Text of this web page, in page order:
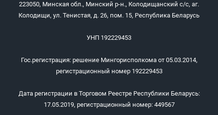
223050, Минская обл., Минский р-н., Колодищанский с/с, аг.
Колодищи, ул. Тенистая, д. 26, пом. 15, Республика Беларусь
УНП 192229453
Гос.регистрация: решение Мингорисполкома от 05.03.2014,
регистрационный номер 192229453
Дата регистрации в Торговом Реестре Республики Беларусь:
17.05.2019, регистрационный номер: 449567